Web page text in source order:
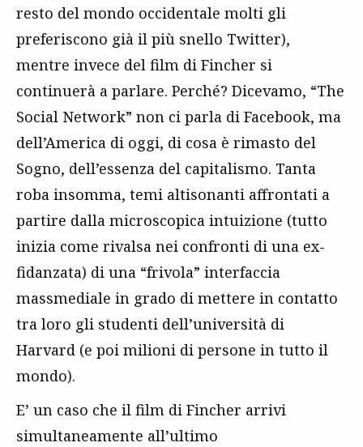
resto del mondo occidentale molti gli
preferiscono già il più snello Twitter),
mentre invece del film di Fincher si
continuerà a parlare. Perché? Dicevamo, “The
Social Network” non ci parla di Facebook, ma
dell’America di oggi, di cosa è rimasto del
Sogno, dell’essenza del capitalismo. Tanta
roba insomma, temi altisonanti affrontati a
partire dalla microscopica intuizione (tutto
inizia come rivalsa nei confronti di una ex-
fidanzata) di una “frivola” interfaccia
massmediale in grado di mettere in contatto
tra loro gli studenti dell’università di
Harvard (e poi milioni di persone in tutto il
mondo).
E’ un caso che il film di Fincher arrivi
simultaneamente all’ultimo